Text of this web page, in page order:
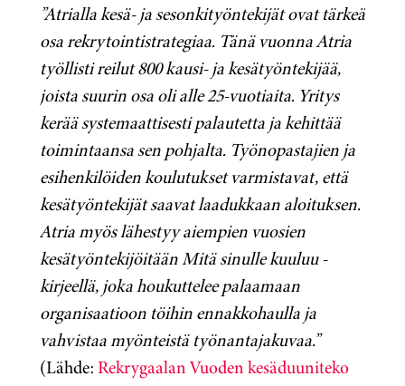
”Atrialla kesä- ja sesonkityöntekijät ovat tärkeä
osa rekrytointistrategiaa. Tänä vuonna Atria
työllisti reilut 800 kausi- ja kesätyöntekijää,
joista suurin osa oli alle 25-vuotiaita. Yritys
kerää systemaattisesti palautetta ja kehittää
toimintaansa sen pohjalta. Työnopastajien ja
esihenkilöiden koulutukset varmistavat, että
kesätyöntekijät saavat laadukkaan aloituksen.
Atria myös lähestyy aiempien vuosien
kesätyöntekijöitään Mitä sinulle kuuluu -
kirjeellä, joka houkuttelee palaamaan
organisaatioon töihin ennakkohaulla ja
vahvistaa myönteistä työnantajakuvaa.”
(Lähde:Rekrygaalan Vuoden kesäduuniteko